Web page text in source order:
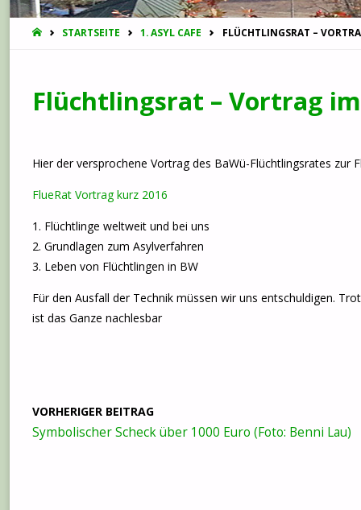
STARTSTARTSEITE 1. ASYL CAFE FLÜCHTLINGSRAT –
Flüchtlingsrat – Vortrag
Hier der versprochene Vortrag des BaWü-Flüchtlingsrates zur
FlueRat Vortrag kurz 2016
1. Flüchtlinge weltweit und bei uns
2. Grundlagen zum Asylverfahren
3. Leben von Flüchtlingen in BW
Für den Ausfall der Technik müssen wir uns entschuldigen.
ist das Ganze nachlesbar
VORHERIGER BEITRAG
Symbolischer Scheck über 1000 Euro (Foto: Benni Lau)